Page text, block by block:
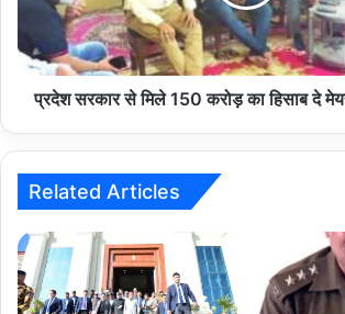
हिसाब
मेयरःप्रदेश सरकार से मिले 150 करोड़ का हिसाब दे
Related Articles